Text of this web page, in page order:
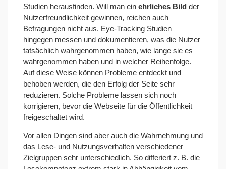
Studien herausfinden. Will man ein ehrliches Bild der
Nutzerfreundlichkeit gewinnen, reichen auch
Befragungen nicht aus. Eye-Tracking Studien
hingegen messen und dokumentieren, was die Nutzer
tatsächlich wahrgenommen haben, wie lange sie es
wahrgenommen haben und in welcher Reihenfolge.
Auf diese Weise können Probleme entdeckt und
behoben werden, die den Erfolg der Seite sehr
reduzieren. Solche Probleme lassen sich noch
korrigieren, bevor die Webseite für die Öffentlichkeit
freigeschaltet wird.
Vor allen Dingen sind aber auch die Wahrnehmung und
das Lese- und Nutzungsverhalten verschiedener
Zielgruppen sehr unterschiedlich. So differiert z. B. die